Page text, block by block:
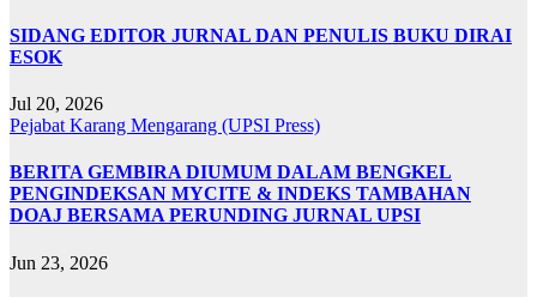
SIDANG EDITOR JURNAL DAN PENULIS BUKU DIRAI
ESOK
Jul 20, 2026
Pejabat Karang Mengarang (UPSI Press)
BERITA GEMBIRA DIUMUM DALAM BENGKEL
PENGINDEKSAN MYCITE & INDEKS TAMBAHAN
DOAJ BERSAMA PERUNDING JURNAL UPSI
Jun 23, 2026